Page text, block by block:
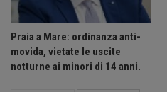
Praia a Mare: ordinanza anti-
movida, vietate le uscite
notturne ai minori di 14 anni.